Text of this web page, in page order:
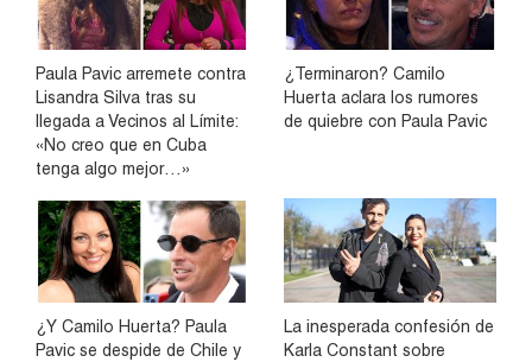
Paula Pavic arremete contra
Lisandra Silva tras su
llegada a Vecinos al Límite:
«No creo que en Cuba
tenga algo mejor…»
¿Terminaron? Camilo
Huerta aclara los rumores
de quiebre con Paula Pavic
¿Y Camilo Huerta? Paula
Pavic se despide de Chile y
La inesperada confesión de
Karla Constant sobre